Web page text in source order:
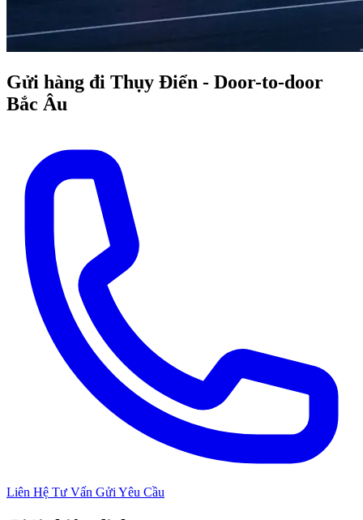
Gửi hàng đi Thụy Điển - Door-to-door
Bắc Âu
Liên Hệ Tư Vấn Gửi Yêu Cầu